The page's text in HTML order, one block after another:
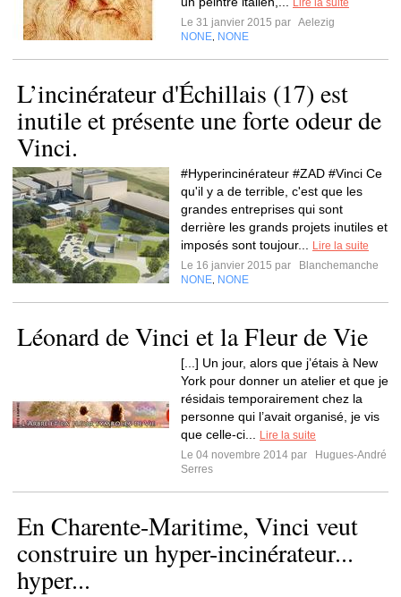
Lire la suite
Le 31 janvier 2015 par Aelezig
NONE NONE
L’incinérateur d'Échillais (17) est
inutile et présente une forte odeur de
Vinci.
#Hyperincinérateur #ZAD #Vinci Ce
qu'il y a de terrible, c'est que les
grandes entreprises qui sont
derrière les grands projets inutiles et
imposés sont toujour...
Lire la suite
Le 16 janvier 2015 par
Blanchemanche
NONE NONE
Léonard de Vinci et la Fleur de Vie
[...] Un jour, alors que j’étais à New
York pour donner un atelier et que je
résidais temporairement chez la
personne qui l’avait organisé, je vis
que celle-ci...
Lire la suite
Le 04 novembre 2014 par
Hugues-André
Serres
En Charente-Maritime, Vinci veut
construire un hyper-incinérateur...
hyper...